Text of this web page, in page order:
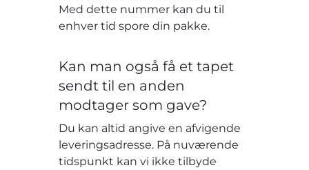
Med dette nummer kan du til
enhver tid spore din pakke.
Kan man også få et tapet
sendt til en anden
modtager som gave?
Du kan altid angive en afvigende
leveringsadresse. På nuværende
tidspunkt kan vi ikke tilbyde